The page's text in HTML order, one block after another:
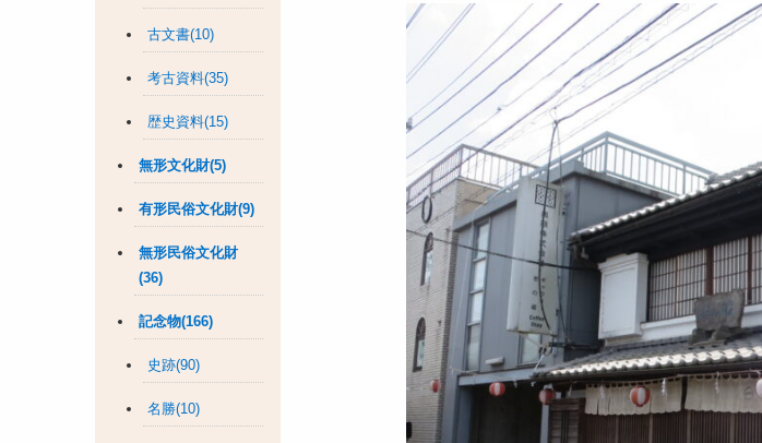
古文書(10)
考古資料(35)
歴史資料(15)
無形文化財(5)
有形民俗文化財(9)
無形民俗文化財
(36)
記念物(166)
史跡(90)
名勝(10)